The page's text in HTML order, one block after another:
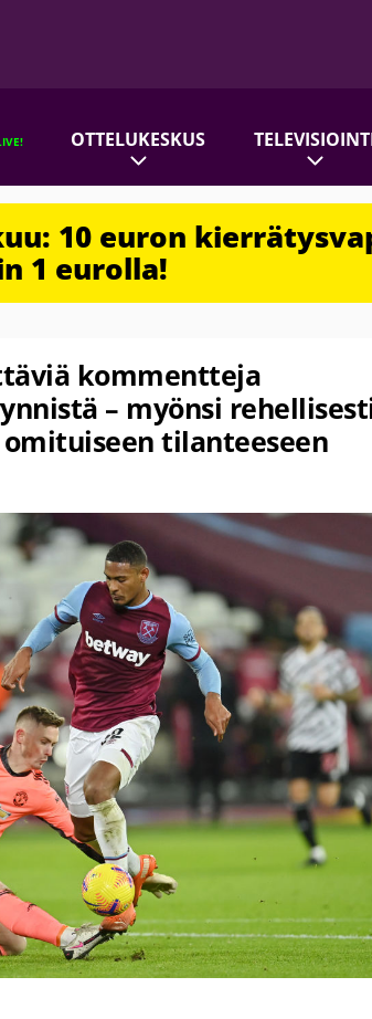
OTTELUKESKUS
10 euron
1 eurolla!
kommentteja
– myönsi
tilanteeseen